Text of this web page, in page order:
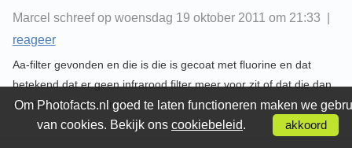
Marcel schreef op woensdag 19 oktober 2011 om 21:33 |
reageer
Aa-filter gevonden en die is die is gecoat met fluorine en dat
betekend dat er geen infrarood filter meer voor zit of dat die dan
dichter bij de sensor zit.
Om Photofacts.nl goed te laten functioneren maken we
van cookies. Bekijk ons cookiebeleid. akkoord